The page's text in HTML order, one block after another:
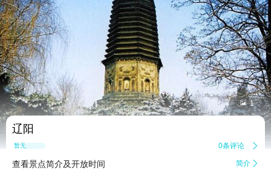
 1
辽阳
暂无点评 0条评论 
查看景点简介及开放时间 简介 
